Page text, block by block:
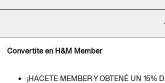
Convertite en H&M Member
¡HACETE MEMBER Y OBTENÉ UN 15%